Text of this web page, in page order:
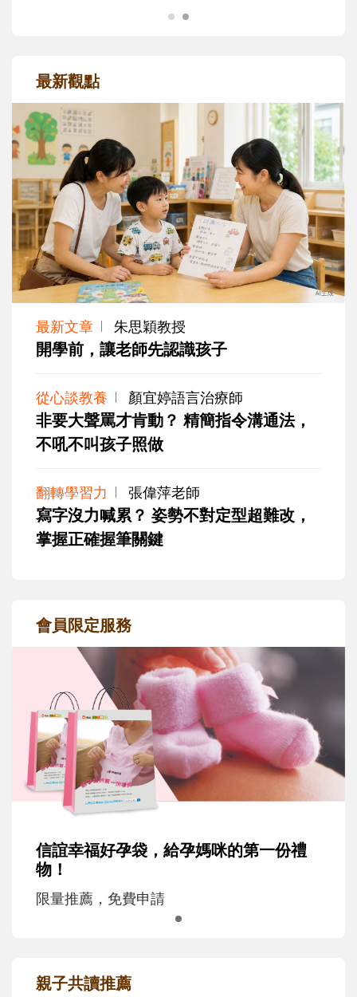
最新觀點
最新文章 朱思穎教授
開學前，讓老師先認識孩子
從心談教養 顏宜婷語言治療師
非要大聲罵才肯動？ 精簡指令溝通法，
不吼不叫孩子照做
翻轉學習力 張偉萍老師
寫字沒力喊累？ 姿勢不對定型超難改，
掌握正確握筆關鍵
會員限定服務
信誼幸福好孕袋，給孕媽咪的第一份禮
物！
限量推薦，免費申請
親子共讀推薦